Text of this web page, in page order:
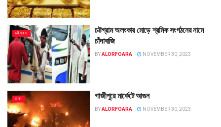
চট্টগ্রাম
চট্টগ্রাম অলংকার মোড়ে শ্রমিক সংগঠনের নামে
চাঁদাবাজি
BYALORFOARA NOVEMBER 30, 2023
ঢাকা গাজীপুরে মার্কেটে আগুন
BYALORFOARA NOVEMBER 30, 2023